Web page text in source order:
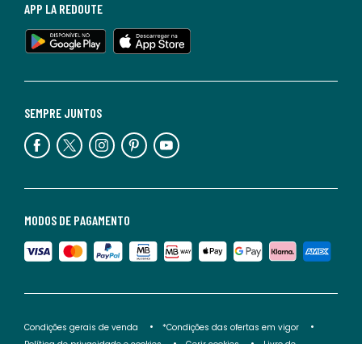
MODOS DE PAGAMENTO
SEMPRE JUNTOS
APP LA REDOUTE
Condições gerais de venda
*Condições das ofertas em vigor